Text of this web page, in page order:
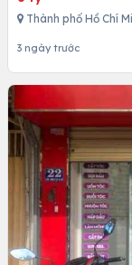
Thành phố Hồ Chí
3 ngày trước